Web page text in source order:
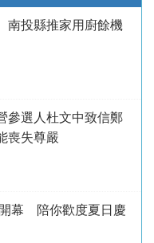
投縣推家用廚餘機
選人杜文中致信鄭
喪失尊嚴
幕 陪你歡度夏日慶